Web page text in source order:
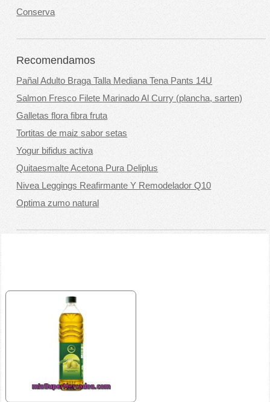
Conserva
Recomendamos
Pañal Adulto Braga Talla Mediana Tena Pants 14U
Salmon Fresco Filete Marinado Al Curry (plancha, sarten)
Galletas flora fibra fruta
Tortitas de maiz sabor setas
Yogur bifidus activa
Quitaesmalte Acetona Pura Deliplus
Nivea Leggings Reafirmante Y Remodelador Q10
Optima zumo natural